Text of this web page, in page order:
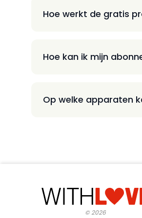
Hoe werkt de gratis
Hoe kan ik mijn
Op welke apparaten
©2026